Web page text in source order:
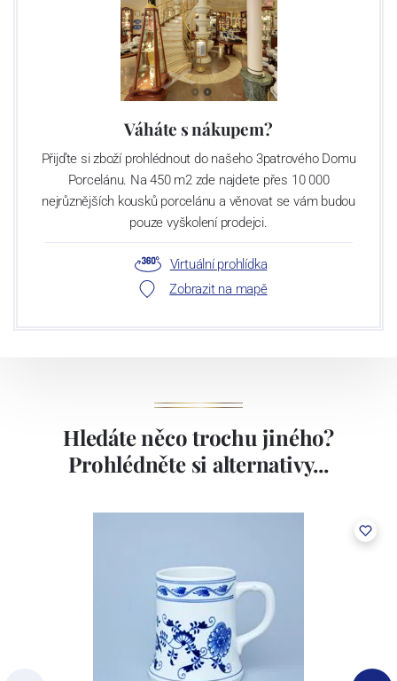
Váháte s nákupem?
Přijďte si zboží prohlédnout do našeho 3patrového Domu
Porcelánu. Na 450 m2 zde najdete přes 10 000
nejrůznějších kousků porcelánu a věnovat se vám budou
pouze vyškolení prodejci.
Virtuální prohlídka
Zobrazit na mapě
Hledáte něco trochu jiného?
Prohlédněte si alternativy...